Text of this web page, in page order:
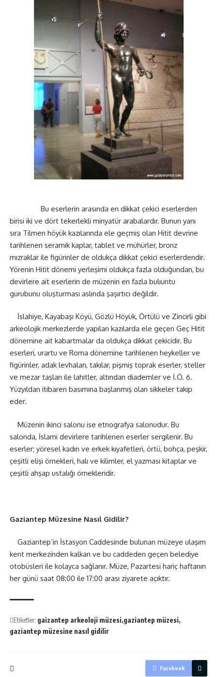
Bu eserlerin arasında en dikkat çekici eserlerden
birisi iki ve dört tekerlekli minyatür arabalardır. Bunun yanı
sıra Tilmen höyük kazılarında ele geçmiş olan Hitit devrine
tarihlenen seramik kaplar, tablet ve mühürler, bronz
mızraklar ile figürinler de oldukça dikkat çekici eserlerdendir.
Yörenin Hitit dönemi yerleşimi oldukça fazla olduğundan, bu
devirlere ait eserlerin de müzenin en fazla bulıuntu
gurubunu oluşturması aslında şaşırtıcı değildir.
İslahiye, Kayabaşı Köyü, Gözlü Höyük, Örtülü ve Zincirli gibi
arkeolojik merkezlerde yapılan kazılarda ele geçen Geç Hitit
dönemine ait kabartmalar da oldukça dikkat çekicidir. Bu
eserleri, urartu ve Roma dönemine tarihlenen heykeller ve
figürinler, adak levhaları, takılar, pişmiş toprak eserler, steller
ve mezar taşları ile lahitler, altından diademler ve İ.Ö. 6.
Yüzyıldan itibaren basımına başlanmış olan sikkeler takip
eder.
Müzenin ikinci salonu ise etnografya salonudur. Bu
salonda, İslami devirlere tarihlenen eserler sergilenir. Bu
eserler; yöresel kadın ve erkek kıyafetleri, örtü, bohça, peşkir,
çeşitli elişi örnekleri, halı ve kilimler, el yazması kitaplar ve
çeşitli ahşap ustalığı örnekleridir.
Gaziantep Müzesine Nasıl Gidilir?
Gaziantep’in İstasyon Caddesinde bulunan müzeye ulaşım
kent merkezinden kalkan ve bu caddeden geçen belediye
otobüsleri ile kolayca sağlanır. Müze, Pazartesi hariç haftanın
her günü saat 08:00 ile 17:00 arası ziyarete açıktır.
Etiketler: gaizantep arkeoloji müzesi gaziantep müzesi
gaziantep müzesine nasıl gidilir
Facebook